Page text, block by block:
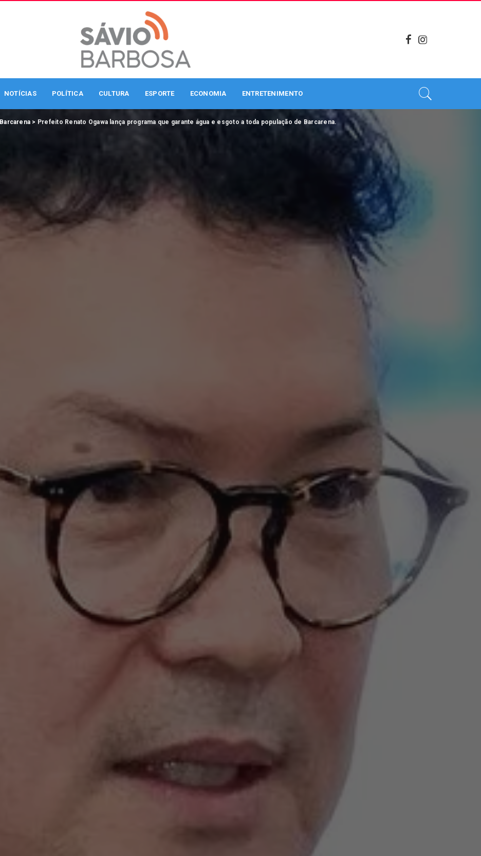
NOTÍCIAS POLÍTICA CULTURA ESPORTE ECONOMIA ENTRETENIMENTO
Barcarena > Prefeito Renato Ogawa lança programa que garante água e esgoto a toda população de Barcarena.